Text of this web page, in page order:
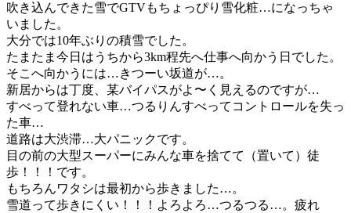
吹き込んできた雪でGTVもちょっぴり雪化粧…になっちゃ
いました。
大分では10年ぶりの積雪でした。
たまたま今日はうちから3km程先へ仕事へ向かう日でした。
そこへ向かうには…きつーい坂道が…。
新居からは丁度、某バイパスがよ〜く見えるのですが…
すべって登れない車…つるりんすべってコントロールを失っ
た車…
道路は大渋滞…大パニックです。
目の前の大型スーパーにみんな車を捨てて（置いて）徒
歩！！！です。
もちろんワタシは最初から歩きました…。
雪道って歩きにくい！！！よろよろ…つるつる…。疲れ